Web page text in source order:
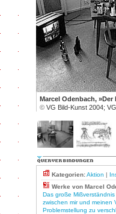
Marcel Odenbach,
© VG Bild-Kunst 2004;
Kategorien:Aktion |
Werke von Marcel
Das große Mißverständnis
zwischen mir und meinen
Problemstellung zu